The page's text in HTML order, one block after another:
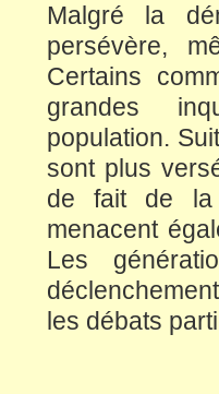
Malgré la
persévère,
Certains
grandes
population.
sont plus
de fait de la
menacent
Les
les débats